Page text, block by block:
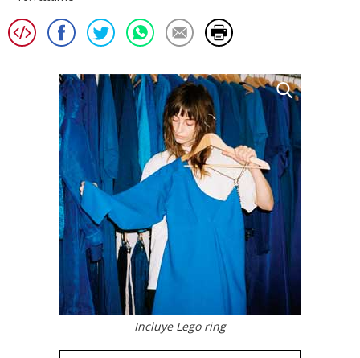
Incluye Lego ring